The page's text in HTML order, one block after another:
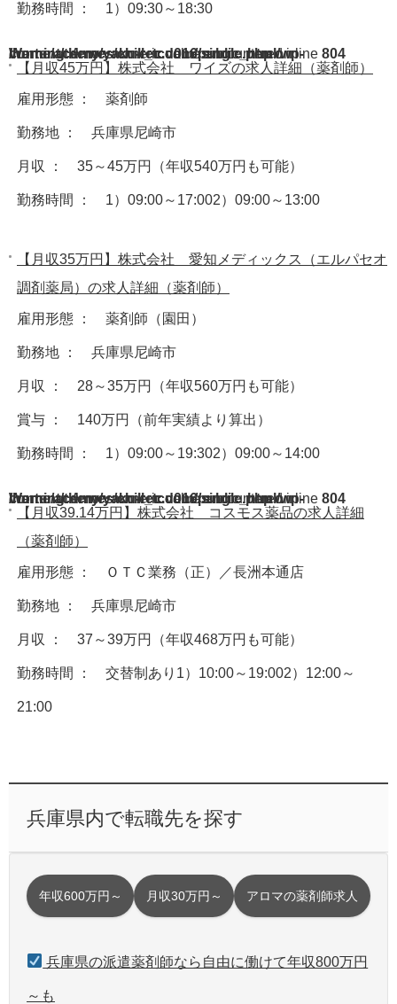
勤務時間 ： 1）09:30～18:30
Warning: A non-numeric value encountered in
/home/acdmy/yaku-rec.com/public_html/wp-content/themes/chill_tcd016/single.phpon line 804
【月収45万円】株式会社 ワイズの求人詳細（薬剤師）
雇用形態 ： 薬剤師
勤務地 ： 兵庫県尼崎市
月収 ： 35～45万円（年収540万円も可能）
勤務時間 ： 1）09:00～17:002）09:00～13:00
【月収35万円】株式会社 愛知メディックス（エルパセオ
調剤薬局）の求人詳細（薬剤師）
雇用形態 ： 薬剤師（園田）
勤務地 ： 兵庫県尼崎市
月収 ： 28～35万円（年収560万円も可能）
賞与 ： 140万円（前年実績より算出）
勤務時間 ： 1）09:00～19:302）09:00～14:00
Warning: A non-numeric value encountered in
/home/acdmy/yaku-rec.com/public_html/wp-content/themes/chill_tcd016/single.phpon line 804
【月収39.14万円】株式会社 コスモス薬品の求人詳細
（薬剤師）
雇用形態 ： ＯＴＣ業務（正）／長洲本通店
勤務地 ： 兵庫県尼崎市
月収 ： 37～39万円（年収468万円も可能）
勤務時間 ： 交替制あり1）10:00～19:002）12:00～
21:00
兵庫県内で転職先を探す
年収600万円～ 月収30万円～ アロマの薬剤師求人
兵庫県の派遣薬剤師なら自由に働けて年収800万円
～も